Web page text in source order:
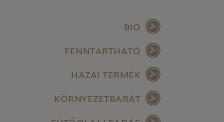
BIO
FENNTARTHATÓ
HAZAI TERMÉK
KÖRNYEZETBARÁT